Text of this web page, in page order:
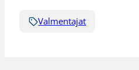
Valmentajat